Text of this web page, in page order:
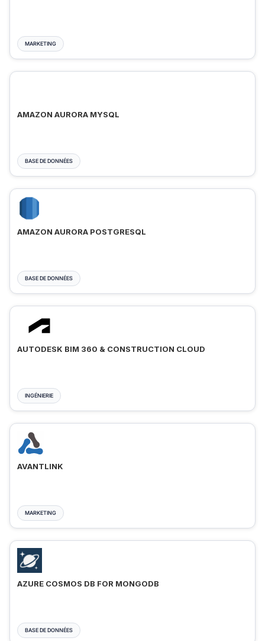
MARKETING
AMAZON AURORA MYSQL
BASE DE DONNÉES
AMAZON AURORA POSTGRESQL
BASE DE DONNÉES
AUTODESK BIM 360 & CONSTRUCTION CLOUD
INGÉNIERIE
AVANTLINK
MARKETING
AZURE COSMOS DB FOR MONGODB
BASE DE DONNÉES